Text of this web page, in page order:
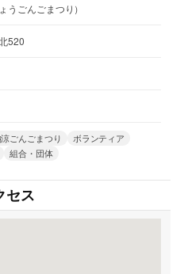
うごんごまつり）
520
ごんごまつり
ボランティア
組合・団体
セス